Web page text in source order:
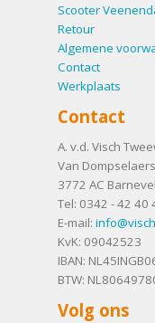
Scooter
Retour
Algemene
Contact
Werkplaats
Contact
A. v.d. Visch
Van
3772 AC
Tel: 0342 - 42 40
E-mail:
KvK: 09042523
IBAN:
BTW:
Volg ons